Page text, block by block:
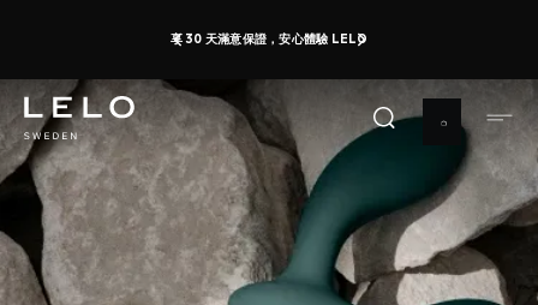
主
內
容
享 30 天滿意保證，安心體驗 LELO